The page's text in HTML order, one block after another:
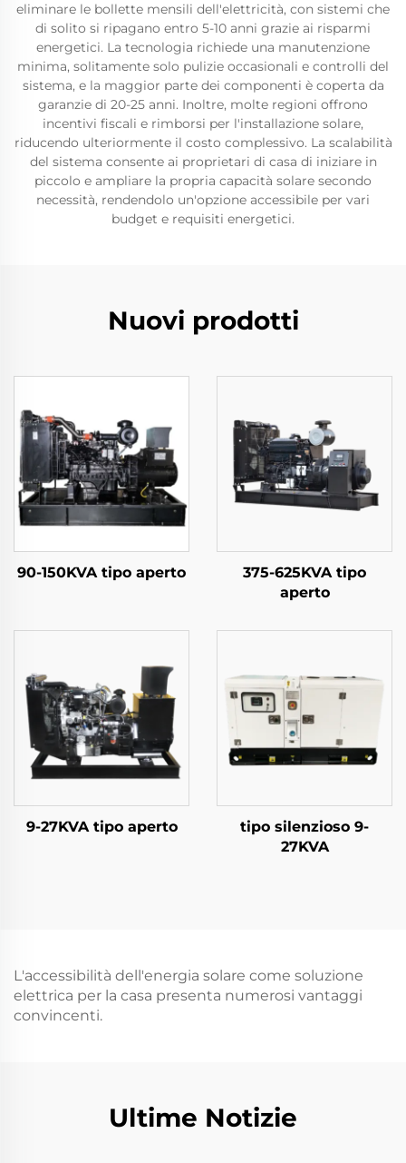
eliminare le bollette mensili dell'elettricità, con sistemi che
di solito si ripagano entro 5-10 anni grazie ai risparmi
energetici. La tecnologia richiede una manutenzione
minima, solitamente solo pulizie occasionali e controlli del
sistema, e la maggior parte dei componenti è coperta da
garanzie di 20-25 anni. Inoltre, molte regioni offrono
incentivi fiscali e rimborsi per l'installazione solare,
riducendo ulteriormente il costo complessivo. La scalabilità
del sistema consente ai proprietari di casa di iniziare in
piccolo e ampliare la propria capacità solare secondo
necessità, rendendolo un'opzione accessibile per vari
budget e requisiti energetici.
Nuovi prodotti
90-150KVA tipo aperto
375-625KVA tipo
aperto
9-27KVA tipo aperto
tipo silenzioso 9-
27KVA
L'accessibilità dell'energia solare come soluzione
elettrica per la casa presenta numerosi vantaggi
convincenti.
Ultime Notizie